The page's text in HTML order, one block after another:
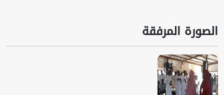
الصورة المرفقة